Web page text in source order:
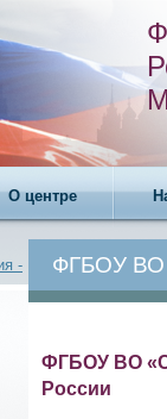
О центре
- ФГБОУ ВО
ФГБОУ ВО
России